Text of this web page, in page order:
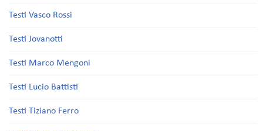
Testi Vasco Rossi
Testi Jovanotti
Testi Marco Mengoni
Testi Lucio Battisti
Testi Tiziano Ferro